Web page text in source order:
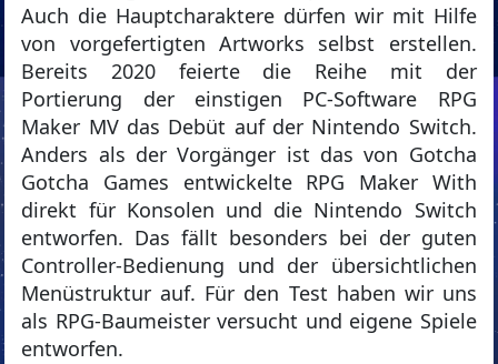
Auch die Hauptcharaktere dürfen wir mit Hilfe
von vorgefertigten Artworks selbst erstellen.
Bereits 2020 feierte die Reihe mit der
Portierung der einstigen PC-Software RPG
Maker MV das Debüt auf der Nintendo Switch.
Anders als der Vorgänger ist das von Gotcha
Gotcha Games entwickelte RPG Maker With
direkt für Konsolen und die Nintendo Switch
entworfen. Das fällt besonders bei der guten
Controller-Bedienung und der übersichtlichen
Menüstruktur auf. Für den Test haben wir uns
als RPG-Baumeister versucht und eigene Spiele
entworfen.